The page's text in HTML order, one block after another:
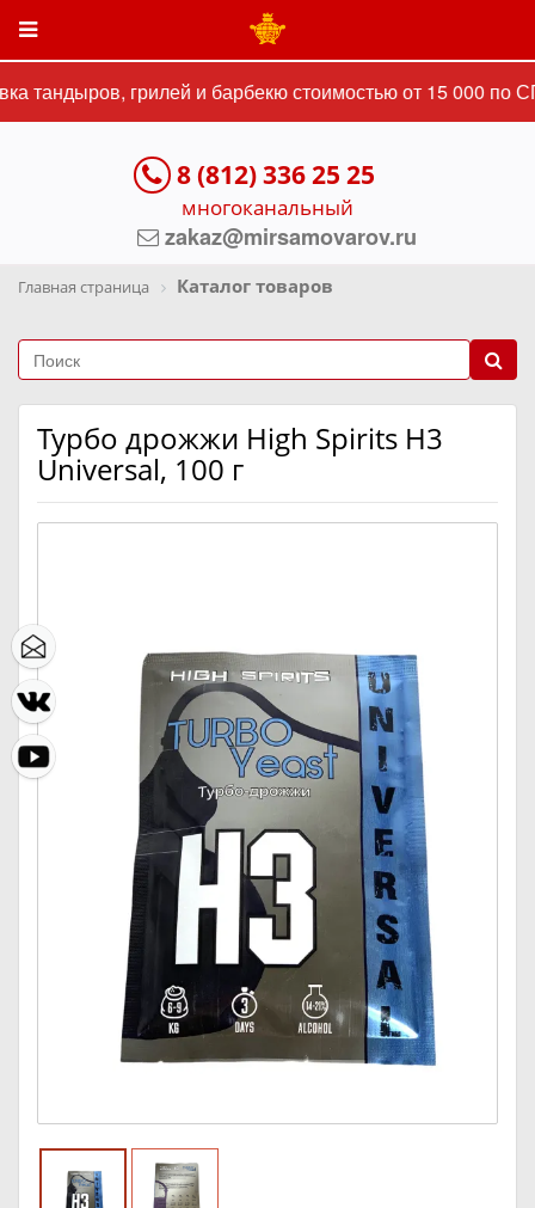
тандыров, грилей и барбекю стоимостью от 15 000 по
8 (812) 336 25 25
многоканальный
zakaz@mirsamovarov.ru
Главная страница Каталог товаров
Турбо дрожжи High Spirits Н3
Universal, 100 г